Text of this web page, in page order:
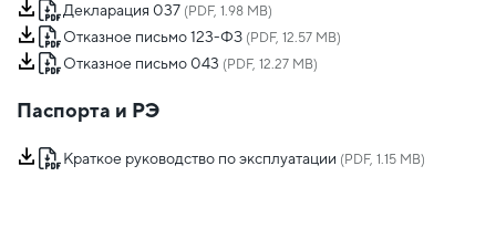
Декларация 037 (PDF, 1.98 MB)
Отказное письмо 123-ФЗ (PDF, 12.57 MB)
Отказное письмо 043 (PDF, 12.27 MB)
Паспорта и РЭ
Краткое руководство по эксплуатации (PDF, 1.15 MB)